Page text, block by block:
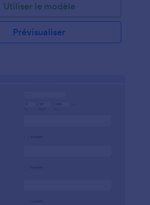
Utiliser le modèle
Prévisualiser